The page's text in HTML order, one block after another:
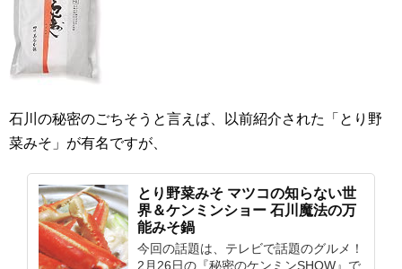
石川の秘密のごちそうと言えば、以前紹介された「とり野
菜みそ」が有名ですが、
とり野菜みそ マツコの知らない世
界＆ケンミンショー 石川魔法の万
能みそ鍋
今回の話題は、テレビで話題のグルメ！
2月26日の『秘密のケンミンSHOW』で